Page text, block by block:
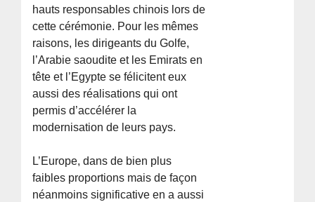
hauts responsables chinois lors de
cette cérémonie. Pour les mêmes
raisons, les dirigeants du Golfe,
l’Arabie saoudite et les Emirats en
tête et l’Egypte se félicitent eux
aussi des réalisations qui ont
permis d’accélérer la
modernisation de leurs pays.
L’Europe, dans de bien plus
faibles proportions mais de façon
néanmoins significative en a aussi